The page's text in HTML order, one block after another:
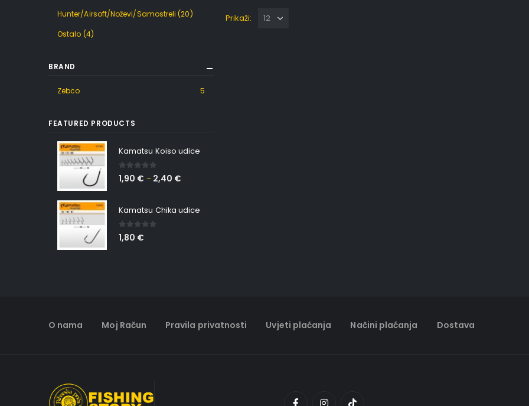
Prikaži:
Hunter/Airsoft/Noževi/Samostreli (20)
Ostalo (4)
BRAND
Zebco 5
FEATURED PRODUCTS
Kamatsu Koiso udice
0 out of 5
1,90 € – 2,40 €
Kamatsu Chika udice
0 out of 5
1,80 €
O nama Moj Račun Pravila privatnosti Uvjeti plaćanja Načini plaćanja Dostava